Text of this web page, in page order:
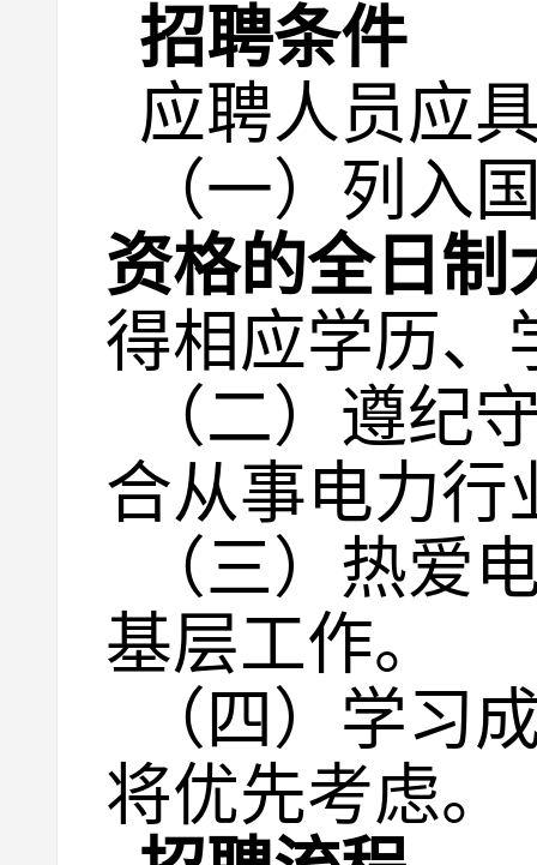
招聘条件
应聘人员应
（一）列入
资格的全日制
得相应学历、
（二）遵纪
合从事电力行
（三）热爱
基层工作。
（四）学习
将优先考虑。